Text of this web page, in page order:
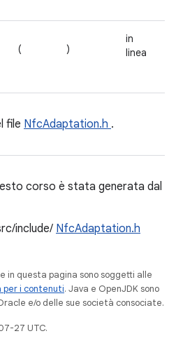
( )
in
linea
file NfcAdaptation.h .
corso è stata generata dal
include/ NfcAdaptation.h
in questa pagina sono soggetti alle
per i contenuti. Java e OpenJDK sono
e/o delle sue società consociate.
27 UTC.